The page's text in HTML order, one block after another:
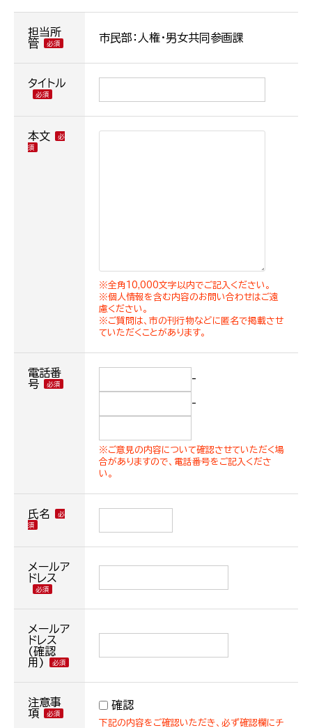
担当所
管
市民部：人権・男女共同参画課
タイトル
本文
※全角10,000文字以内でご記入ください。
※個人情報を含む内容のお問い合わせはご遠
慮ください。
※ご質問は、市の刊行物などに匿名で掲載させ
ていただくことがあります。
電話番
号
-
-
※ご意見の内容について確認させていただく場
合がありますので、電話番号をご記入くださ
い。
氏名
メールア
ドレス
メールア
ドレス
(確認
用)
注意事
項
確認
下記の内容をご確認いただき、必ず確認欄にチ